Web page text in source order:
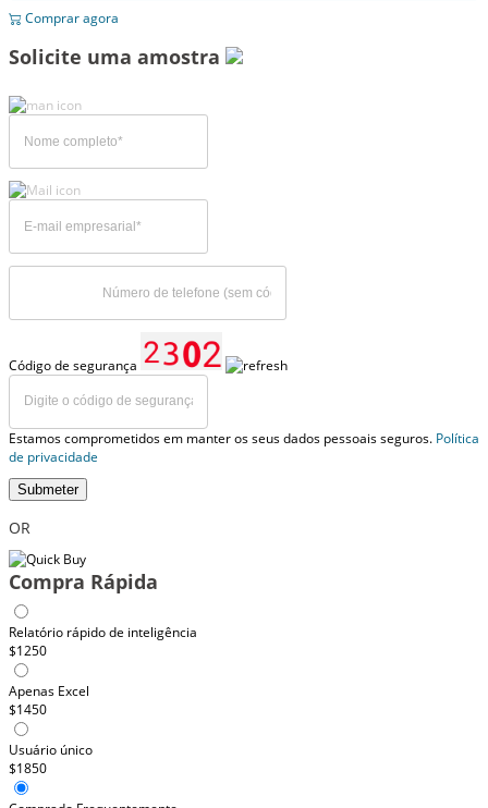
Comprar agora
Solicite uma amostra
Código de segurança
Estamos comprometidos em manter os seus dados pessoais seguros. Política
de privacidade
Submeter
OR
Compra Rápida
Relatório rápido de inteligência
$1250
Apenas Excel
$1450
Usuário único
$1850